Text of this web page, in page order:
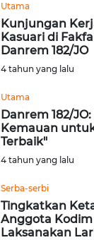
Utama
Kunjungan
Kasuari di
Danrem 182/JO
4 tahun yang lalu
Utama
Danrem 182/
Kemauan
Terbaik"
4 tahun yang lalu
Serba-serbi
Tingkatkan
Anggota Kodim
Laksanakan